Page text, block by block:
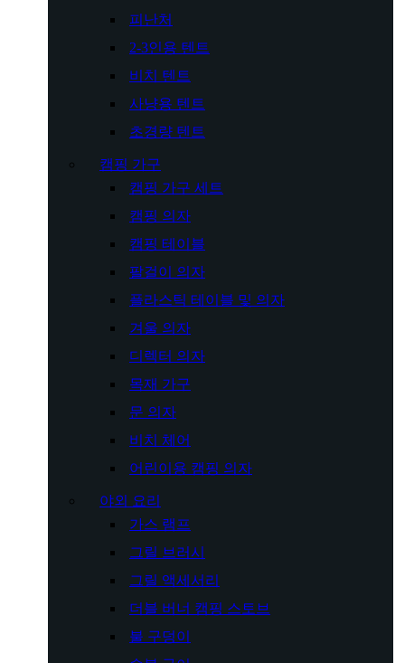
피난처
2-3인용 텐트
비치 텐트
사냥용 텐트
초경량 텐트
캠핑 가구
캠핑 가구 세트
캠핑 의자
캠핑 테이블
팔걸이 의자
플라스틱 테이블 및 의자
겨울 의자
디렉터 의자
목재 가구
문 의자
비치 체어
어린이용 캠핑 의자
야외 요리
가스 램프
그릴 브러시
그릴 액세서리
더블 버너 캠핑 스토브
불 구덩이